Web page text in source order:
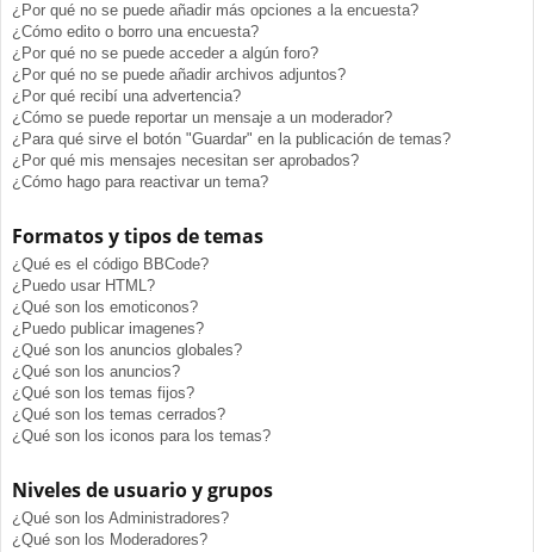
¿Por qué no se puede añadir más opciones a la encuesta?
¿Cómo edito o borro una encuesta?
¿Por qué no se puede acceder a algún foro?
¿Por qué no se puede añadir archivos adjuntos?
¿Por qué recibí una advertencia?
¿Cómo se puede reportar un mensaje a un moderador?
¿Para qué sirve el botón "Guardar" en la publicación de temas?
¿Por qué mis mensajes necesitan ser aprobados?
¿Cómo hago para reactivar un tema?
Formatos y tipos de temas
¿Qué es el código BBCode?
¿Puedo usar HTML?
¿Qué son los emoticonos?
¿Puedo publicar imagenes?
¿Qué son los anuncios globales?
¿Qué son los anuncios?
¿Qué son los temas fijos?
¿Qué son los temas cerrados?
¿Qué son los iconos para los temas?
Niveles de usuario y grupos
¿Qué son los Administradores?
¿Qué son los Moderadores?